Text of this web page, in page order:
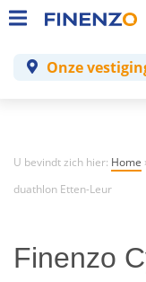
Onze
U bevindt zich hier: Home
duathlon Etten-Leur
Finenzo